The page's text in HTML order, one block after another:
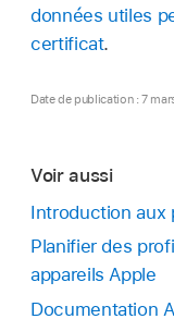
données utiles
certificat.
Date de publication : 7
Voir aussi
Introduction aux
Planifier des
appareils Apple
Documentation